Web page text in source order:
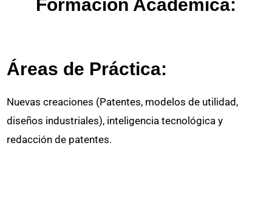
Formación Académica:
Áreas de Práctica:
Nuevas creaciones (Patentes, modelos de utilidad,
diseños industriales), inteligencia tecnológica y
redacción de patentes.